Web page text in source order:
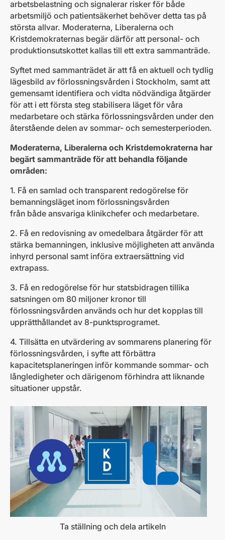
arbetsbelastning och signalerar risker för både
arbetsmiljö och patientsäkerhet behöver detta tas på
största allvar. Moderaterna, Liberalerna och
Kristdemokraternas begär därför att personal- och
produktionsutskottet kallas till ett extra sammanträde.
Syftet med sammanträdet är att få en aktuell och tydlig
lägesbild av förlossningsvården i Stockholm, samt att
gemensamt identifiera och vidta nödvändiga åtgärder
för att i ett första steg stabilisera läget för våra
medarbetare och stärka förlossningsvården under den
återstående delen av sommar- och semesterperioden.
Moderaterna, Liberalerna och Kristdemokraterna har
begärt sammanträde för att behandla följande
områden:
1. Få en samlad och transparent redogörelse för
bemanningsläget inom förlossningsvården
från både ansvariga klinikchefer och medarbetare.
2. Få en redovisning av omedelbara åtgärder för att
stärka bemanningen, inklusive möjligheten att använda
inhyrd personal samt införa extraersättning vid
extrapass.
3. Få en redogörelse för hur statsbidragen tillika
satsningen om 80 miljoner kronor till
förlossningsvården används och hur det kopplas till
upprätthållandet av 8-punktsprogramet.
4. Tillsätta en utvärdering av sommarens planering för
förlossningsvården, i syfte att förbättra
kapacitetsplaneringen inför kommande sommar- och
långledigheter och därigenom förhindra att liknande
situationer uppstår.
Ta ställning och dela artikeln